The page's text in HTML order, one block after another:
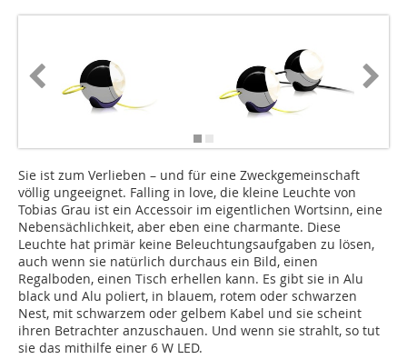
Sie ist zum Verlieben – und für eine Zweckgemeinschaft
völlig ungeeignet. Falling in love, die kleine Leuchte von
Tobias Grau ist ein Accessoir im eigentlichen Wortsinn, eine
Nebensächlichkeit, aber eben eine charmante. Diese
Leuchte hat primär keine Beleuchtungsaufgaben zu lösen,
auch wenn sie natürlich durchaus ein Bild, einen
Regalboden, einen Tisch erhellen kann. Es gibt sie in Alu
black und Alu poliert, in blauem, rotem oder schwarzen
Nest, mit schwarzem oder gelbem Kabel und sie scheint
ihren Betrachter anzuschauen. Und wenn sie strahlt, so tut
sie das mithilfe einer 6 W LED.